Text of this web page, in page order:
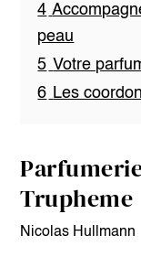
4
peau
5 Votre
6 Les
Trupheme
Nicolas Hullmann